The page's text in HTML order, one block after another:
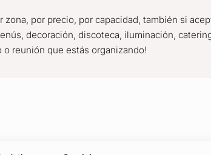
zona, por precio, por capacidad, también si
decoración, discoteca, iluminación,
o reunión que estás organizando!
en Ciudad
zona, por precio, por capacidad, también si